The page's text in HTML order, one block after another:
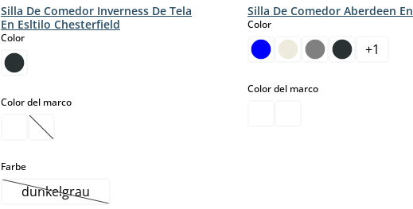
Silla De Comedor Inverness De Tela
En Esltilo Chesterfield
Colorselect
Color del marcoselect
(Esta opción no está disponible en este momento.)
Farbeselect
dunkelgrau(Esta opción no está disponible en este momento.)
Silla De Comedor Aberdeen
Colorselect
+1
Color del marcoselect